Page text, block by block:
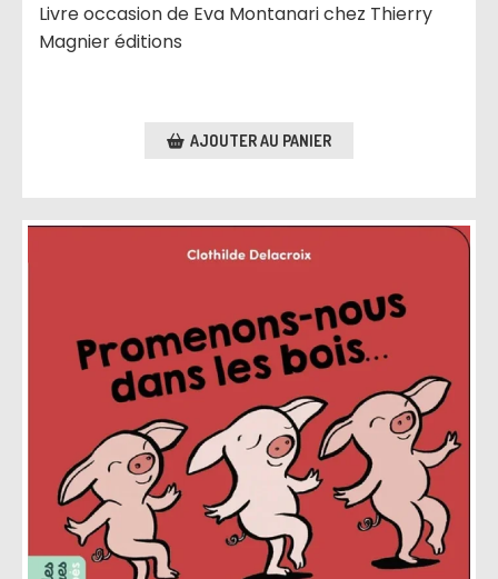
Livre occasion de Eva Montanari chez Thierry
Magnier éditions
AJOUTER AU PANIER